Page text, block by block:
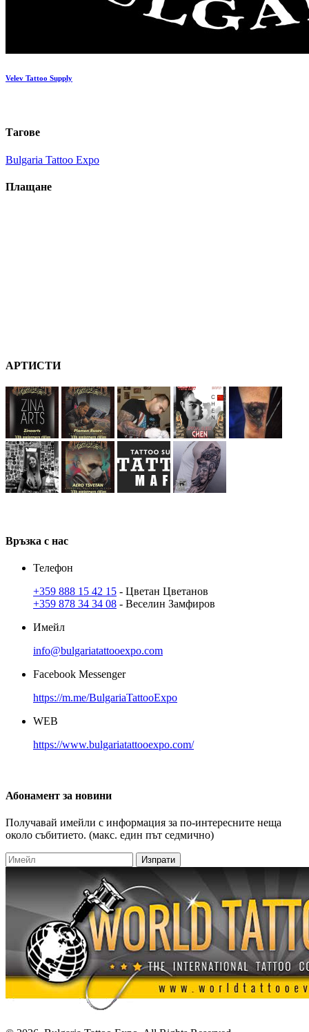
Velev Tattoo Supply
Тагове
Bulgaria Tattoo Expo
Плащане
АРТИСТИ
Връзка с нас
Телефон
+359 888 15 42 15 - Цветан Цветанов
+359 878 34 34 08 - Веселин Замфиров
Имейл
info@bulgariatattooexpo.com
Facebook Messenger
https://m.me/BulgariaTattooExpo
WEB
https://www.bulgariatattooexpo.com/
Абонамент за новини
Получавай имейли с информация за по-интересните неща
около събитието. (макс. един път седмично)